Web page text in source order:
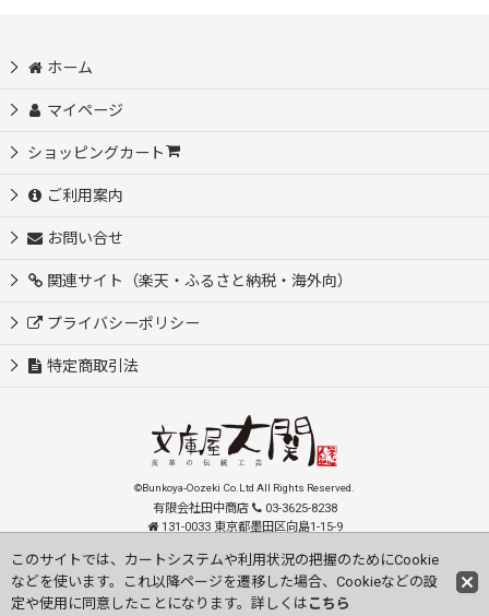
ホーム
マイページ
ショッピングカート
ご利用案内
お問い合せ
関連サイト（楽天・ふるさと納税・海外向）
プライバシーポリシー
特定商取引法
©Bunkoya-Oozeki Co.Ltd All Rights Reserved.
有限会社田中商店
03-3625-8238
131-0033 東京都墨田区向島1-15-9
Visit our English Store
このサイトでは、カートシステムや利用状況の把握のためにCookie
などを使います。これ以降ページを遷移した場合、Cookieなどの設
定や使用に同意したことになります。詳しくは こちら